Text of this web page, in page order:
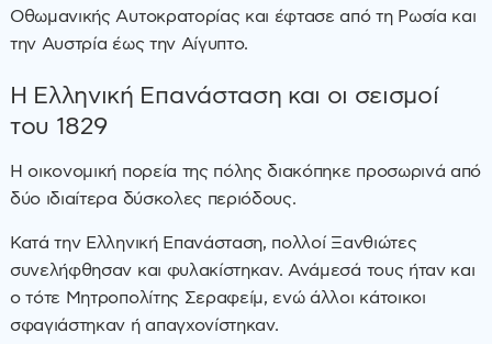
Οθωμανικής Αυτοκρατορίας και έφτασε από τη Ρωσία και
την Αυστρία έως την Αίγυπτο.
Η Ελληνική Επανάσταση και οι σεισμοί
του 1829
Η οικονομική πορεία της πόλης διακόπηκε προσωρινά από
δύο ιδιαίτερα δύσκολες περιόδους.
Κατά την Ελληνική Επανάσταση, πολλοί Ξανθιώτες
συνελήφθησαν και φυλακίστηκαν. Ανάμεσά τους ήταν και
ο τότε Μητροπολίτης Σεραφείμ, ενώ άλλοι κάτοικοι
σφαγιάστηκαν ή απαγχονίστηκαν.